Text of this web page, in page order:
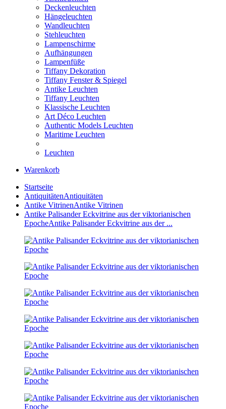
Deckenleuchten
Hängeleuchten
Wandleuchten
Stehleuchten
Lampenschirme
Aufhängungen
Lampenfüße
Tiffany Dekoration
Tiffany Fenster & Spiegel
Antike Leuchten
Tiffany Leuchten
Klassische Leuchten
Art Déco Leuchten
Authentic Models Leuchten
Maritime Leuchten
Leuchten
Warenkorb
Startseite
AntiquitätenAntiquitäten
Antike VitrinenAntike Vitrinen
Antike Palisander Eckvitrine aus der viktorianischen
EpocheAntike Palisander Eckvitrine aus der ...